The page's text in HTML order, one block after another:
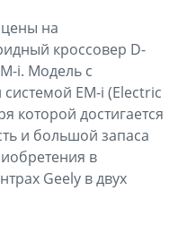
EX5
3 769 990 ₽*
на
кроссовер D-
i. Модель с
EM-i (Electric
которой достигается
и большой запаса
в
Geely в двух